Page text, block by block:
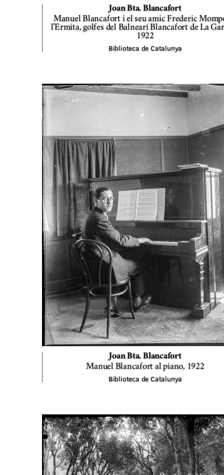
Joan Bta. Blancafort
Manuel Blancafort i el seu amic Frederic
l’Ermita, golfes del Balneari Blancafort de La
1922
Biblioteca de Catalunya
Joan Bta. Blancafort
Manuel Blancafort al piano, 1922
Biblioteca de Catalunya